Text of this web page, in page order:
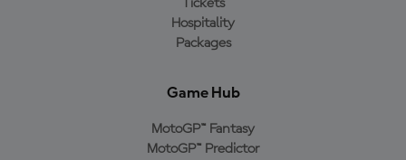
Tickets
Hospitality
Packages
Game Hub
MotoGP™ Fantasy
MotoGP™ Predictor